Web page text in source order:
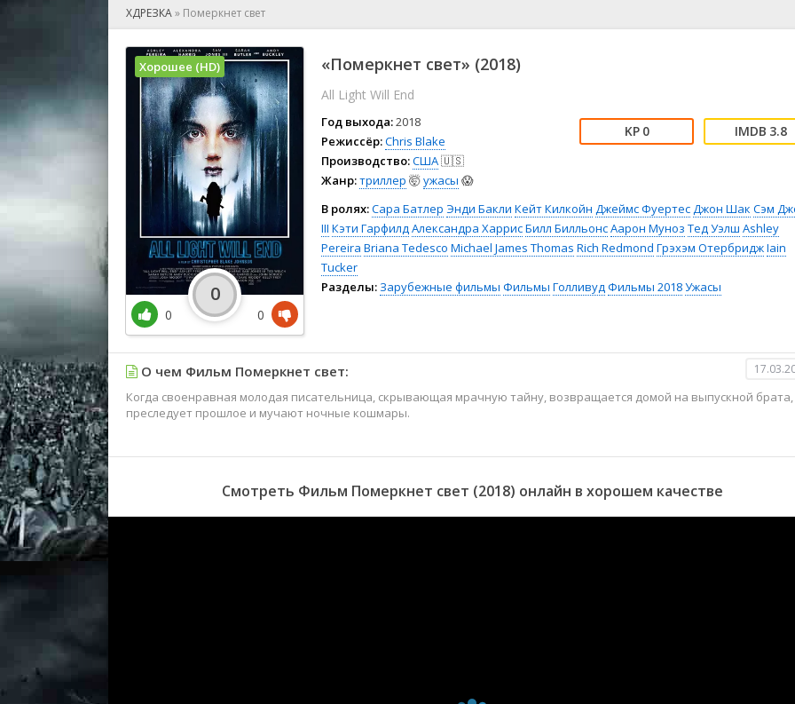
🕺 Мюзикл
👨‍💼 Новости
👨‍💻 Реальное тв
🎤 Ток-шоу
😱 Ужасы
🧙‍♀️ Фантастика
🤠 Фильм-нуар
🧝‍♂️ Фэнтези
🏅 Церемония
ХДРЕЗКА» Померкнет свет
«Померкнет свет» (2018)
All Light Will End
Год выхода:2018
Режиссёр:Chris Blake
Производство:США🇺🇸
Жанр:триллер 🤯ужасы 😱
0 3.8
В ролях:Сара Батлер Энди Бакли Кейт Килкойн Джеймс ФуертесДжон Шак Сэм
III Кэти ГарфилдАлександра ХаррисБилл БилльонсАарон Муноз Тед Уэлш Ashley
Pereira Briana Tedesco Michael James Thomas Rich Redmond Грэхэм ОтербриджIain
Tucker
Разделы: Зарубежные фильмы Фильмы ГолливудФильмы 2018Ужасы
Хорошее (HD)
0
0
0
О чем Фильм Померкнет свет:
Когда своенравная молодая писательница, скрывающая мрачную тайну, возвращается домой на выпускной
преследует прошлое и мучают ночные кошмары.
Смотреть Фильм Померкнет свет (2018) онлайн в хорошем качестве